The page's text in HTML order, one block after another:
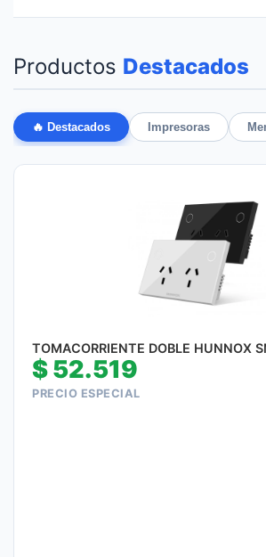
Productos Destacados
🔥 Destacados Impresoras
TOMACORRIENTE DOBLE HUNNOX
$52.519
PRECIO ESPECIAL